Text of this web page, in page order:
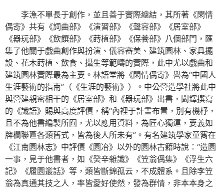
李漁不單長于創作，並且善于實際總結，其所著《閑情
偶寄》共有《詞曲部》《演習部》《聲容部》《居室部》
《器玩部》《飲饌部》《蒔植部》《保養部》八個部門，匯
集了他關于戲曲創作與扮演、儀容審美、建筑園林、家具擺
設、花木蒔植、飲食、攝生等範疇的實際，此中尤以戲曲和
建筑園林實際最為主要。林語堂將《閑情偶寄》譽為“中國人
生涯藝術的指南”（《生涯的藝術》）。中公營造學社將此中
與營建親密相干的《居室部》和《器玩部》出書，闞鐸撰寫
的《識語》賜與高度評價，稱“內裡于計畫布置，別有機杼，
且不為他書編製所囿，尤以應用資料，為匠心獨運，要義如
牌欄聯匾各類舊式，皆為後人所未有”。有名建筑學家童寯在
《江南園林志》中評價《園冶》以外的園林古籍時說：“造園
一事，見于他書者，如《癸辛雜識》《笠翁偶集》《浮生六
記》《履園叢話》等，類皆斷錦孤云，不成體系。且除李笠
翁為真通其技之人，率皆愛好使然，發為群情，非本本身之